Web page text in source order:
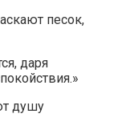
песок,
даря
душу